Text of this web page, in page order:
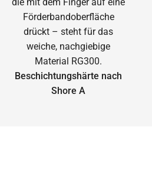
Beschichtungshärte nach
Shore A